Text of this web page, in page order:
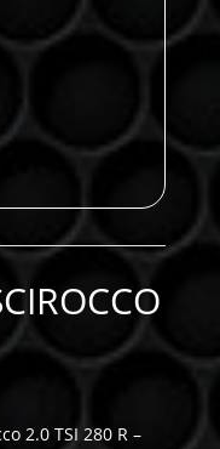
2.0 TSI 280 R –